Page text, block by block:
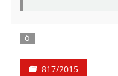
Ö
817/2015